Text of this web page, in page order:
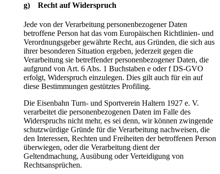
g) Recht auf Widerspruch
Jede von der Verarbeitung personenbezogener Daten
betroffene Person hat das vom Europäischen Richtlinien- und
Verordnungsgeber gewährte Recht, aus Gründen, die sich aus
ihrer besonderen Situation ergeben, jederzeit gegen die
Verarbeitung sie betreffender personenbezogener Daten, die
aufgrund von Art. 6 Abs. 1 Buchstaben e oder f DS-GVO
erfolgt, Widerspruch einzulegen. Dies gilt auch für ein auf
diese Bestimmungen gestütztes Profiling.
Die Eisenbahn Turn- und Sportverein Haltern 1927 e. V.
verarbeitet die personenbezogenen Daten im Falle des
Widerspruchs nicht mehr, es sei denn, wir können zwingende
schutzwürdige Gründe für die Verarbeitung nachweisen, die
den Interessen, Rechten und Freiheiten der betroffenen Person
überwiegen, oder die Verarbeitung dient der
Geltendmachung, Ausübung oder Verteidigung von
Rechtsansprüchen.